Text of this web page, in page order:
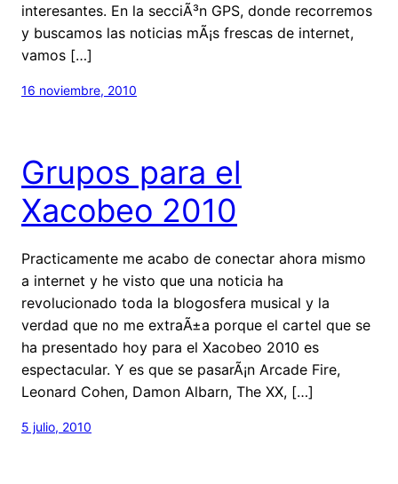
interesantes. En la secciÃ³n GPS, donde recorremos
y buscamos las noticias mÃ¡s frescas de internet,
vamos […]
16 noviembre, 2010
Grupos para el
Xacobeo 2010
Practicamente me acabo de conectar ahora mismo
a internet y he visto que una noticia ha
revolucionado toda la blogosfera musical y la
verdad que no me extraÃ±a porque el cartel que se
ha presentado hoy para el Xacobeo 2010 es
espectacular. Y es que se pasarÃ¡n Arcade Fire,
Leonard Cohen, Damon Albarn, The XX, […]
5 julio, 2010